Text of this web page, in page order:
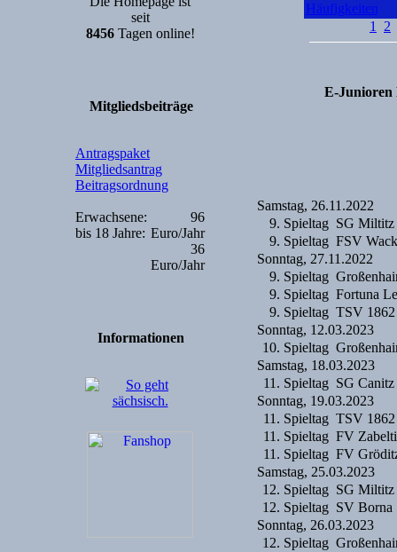
seit
8456Tagen online!
Mitgliedsbeiträge
Antragspaket
Mitgliedsantrag
Beitragsordnung
Erwachsene:
bis 18 Jahre:
96
Euro/Jahr
36
Euro/Jahr
Informationen
Häufigkeiten
1
2
E-Junioren
Samstag, 26.11.2022
9. Spieltag SG Miltitz
9. Spieltag FSV
Sonntag, 27.11.2022
9. Spieltag
9. Spieltag Fortuna
9. Spieltag TSV 1862
Sonntag, 12.03.2023
10. Spieltag
Samstag, 18.03.2023
11. Spieltag SG Canitz
Sonntag, 19.03.2023
11. Spieltag TSV 1862
11. Spieltag FV
11. Spieltag FV
Samstag, 25.03.2023
12. Spieltag SG Miltitz
12. Spieltag SV Borna
Sonntag, 26.03.2023
12. Spieltag